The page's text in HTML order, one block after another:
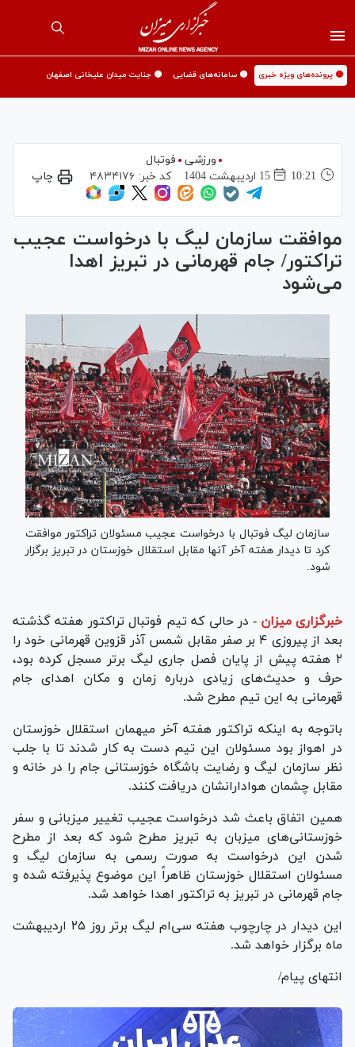
🟡 پرونده‌های ویژه خبری 🟡 سامانه‌های قضایی 🟡 جنایت میدان علیخانی اصفهان
ورزشی
فوتبال
10:21
15 ارديبهشت 1404 کد خبر:۴۸۳۴۱۷۶ چاپ
موافقت سازمان لیگ با درخواست عجیب
تراکتور/ جام قهرمانی در تبریز اهدا
می‌شود
سازمان لیگ فوتبال با درخواست عجیب مسئولان تراکتور موافقت
کرد تا دیدار هفته آخر آنها مقابل استقلال خوزستان در تبریز برگزار
شود.
خبرگزاری میزان - در حالی که تیم فوتبال تراکتور هفته گذشته
بعد از پیروزی ۴ بر صفر مقابل شمس آذر قزوین قهرمانی خود را
۲ هفته پیش از پایان فصل جاری لیگ برتر مسجل کرده بود،
حرف و حدیث‌های زیادی درباره زمان و مکان اهدای جام
قهرمانی به این تیم مطرح شد.
باتوجه به اینکه تراکتور هفته آخر میهمان استقلال خوزستان
در اهواز بود مسئولان این تیم دست به کار شدند تا با جلب
نظر سازمان لیگ و رضایت باشگاه خوزستانی جام را در خانه و
مقابل چشمان هوادارانشان دریافت کنند.
همین اتفاق باعث شد درخواست عجیب تغییر میزبانی و سفر
خوزستانی‌های میزبان به تبریز مطرح شود که بعد از مطرح
شدن این درخواست به صورت رسمی به سازمان لیگ و
مسئولان استقلال خوزستان ظاهراً این موضوع پذیرفته شده و
جام قهرمانی در تبریز به تراکتور اهدا خواهد شد.
این دیدار در چارچوب هفته سی‌ام لیگ برتر روز ۲۵ اردیبهشت
ماه برگزار خواهد شد.
انتهای پیام/